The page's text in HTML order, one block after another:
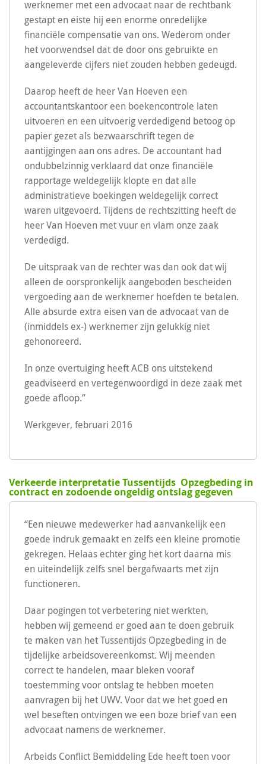
werknemer met een advocaat naar de rechtbank
gestapt en eiste hij een enorme onredelijke
financiële compensatie van ons. Wederom onder
het voorwendsel dat de door ons gebruikte en
aangeleverde cijfers niet zouden hebben gedeugd.
Daarop heeft de heer Van Hoeven een
accountantskantoor een boekencontrole laten
uitvoeren en een uitvoerig verdedigend betoog op
papier gezet als bezwaarschrift tegen de
aantijgingen aan ons adres. De accountant had
ondubbelzinnig verklaard dat onze financiële
rapportage weldegelijk klopte en dat alle
administratieve boekingen weldegelijk correct
waren uitgevoerd. Tijdens de rechtszitting heeft de
heer Van Hoeven met vuur en vlam onze zaak
verdedigd.
De uitspraak van de rechter was dan ook dat wij
alleen de oorspronkelijk aangeboden bescheiden
vergoeding aan de werknemer hoefden te betalen.
Alle absurde extra eisen van de advocaat van de
(inmiddels ex-) werknemer zijn gelukkig niet
gehonoreerd.
In onze overtuiging heeft ACB ons uitstekend
geadviseerd en vertegenwoordigd in deze zaak met
goede afloop.”
Werkgever, februari 2016
Verkeerde interpretatie Tussentijds Opzegbeding in
contract en zodoende ongeldig ontslag gegeven
“Een nieuwe medewerker had aanvankelijk een
goede indruk gemaakt en zelfs een kleine promotie
gekregen. Helaas echter ging het kort daarna mis
en uiteindelijk zelfs snel bergafwaarts met zijn
functioneren.
Daar pogingen tot verbetering niet werkten,
hebben wij gemeend er goed aan te doen gebruik
te maken van het Tussentijds Opzegbeding in de
tijdelijke arbeidsovereenkomst. Wij meenden
correct te handelen, maar bleken vooraf
toestemming voor ontslag te hebben moeten
aanvragen bij het UWV. Voor dat we het goed en
wel beseften ontvingen we een boze brief van een
advocaat namens de werknemer.
Arbeids Conflict Bemiddeling Ede heeft toen voor